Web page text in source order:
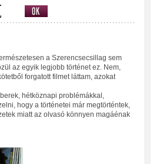
a Szerencsecsillag sem
az egyik legjobb történet ez. Nem,
forgatott filmet láttam, azokat
hétköznapi problémákkal,
hogy a történetei már megtörténtek,
miatt az olvasó könnyen magáénak